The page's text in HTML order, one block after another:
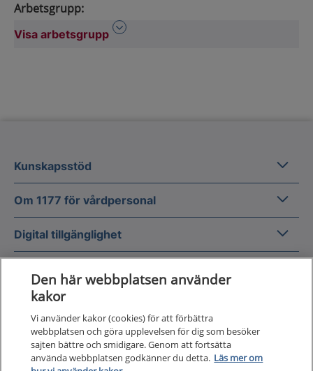
Arbetsgrupp:
Visa arbetsgrupp Visa arbetsgrupp
Kunskapsstöd
Om 1177 för vårdpersonal Om
Digital tillgänglighet Digital
Till startsidan för 1177 för
för vårdpersonal
Den här webbplatsen använder
kakor
Vi använder kakor (cookies) för att förbättra
webbplatsen och göra upplevelsen för dig som besöker
sajten bättre och smidigare. Genom att fortsätta
använda webbplatsen godkänner du detta. Läs mer om